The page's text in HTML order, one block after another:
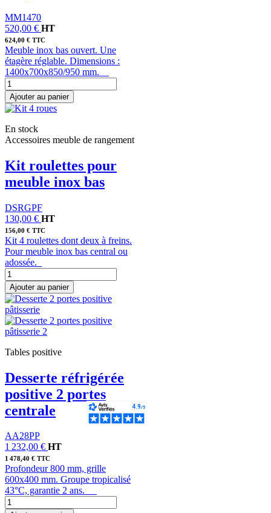
MM1470
520,00 € HT
624,00 € TTC
Meuble inox bas ouvert. Une
étagère réglable. Dimensions :
1400x700x850/950 mm.
Ajouter au panier
En stock
Accessoires meuble de rangement
Kit roulettes pour
meuble inox bas
DSRGPF
130,00 € HT
156,00 € TTC
Kit 4 roulettes dont deux à freins.
Pour meuble inox bas central ou
adossée.
Ajouter au panier
Tables positive
Desserte réfrigérée
positive 2 portes
centrale
AA28PP
1 232,00 € HT
1 478,40 € TTC
Profondeur 800 mm, grille
600x400 mm. Groupe tropicalisé
43°C, garantie 2 ans.